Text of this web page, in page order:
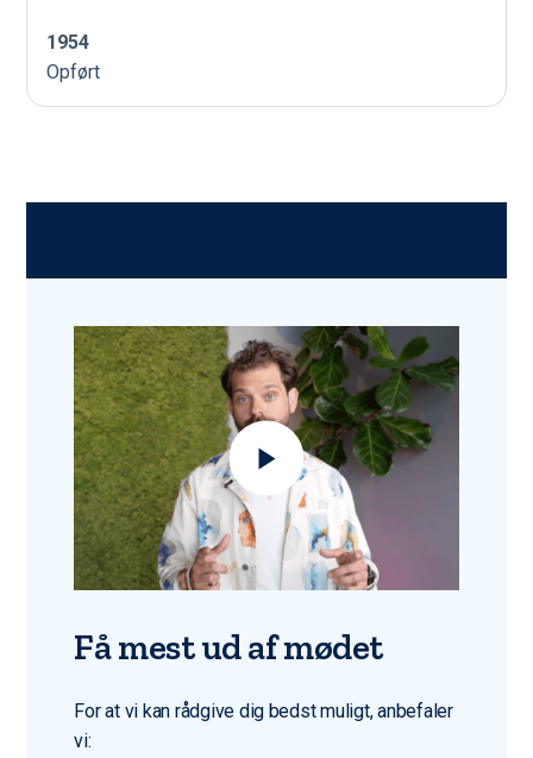
1954
Opført
Få mest ud af mødet
For at vi kan rådgive dig bedst muligt, anbefaler
vi: